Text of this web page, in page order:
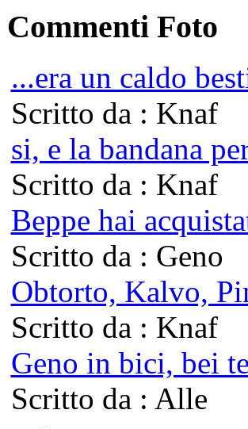
Commenti Foto
...era un caldo
Scritto da : Knaf
si, e la bandana
Scritto da : Knaf
Beppe hai
Scritto da : Geno
Obtorto, Kalvo,
Scritto da : Knaf
Geno in bici, bei
Scritto da : Alle